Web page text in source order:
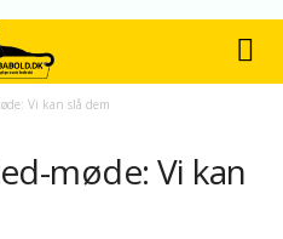
Vi kan slå dem
møde: Vi kan